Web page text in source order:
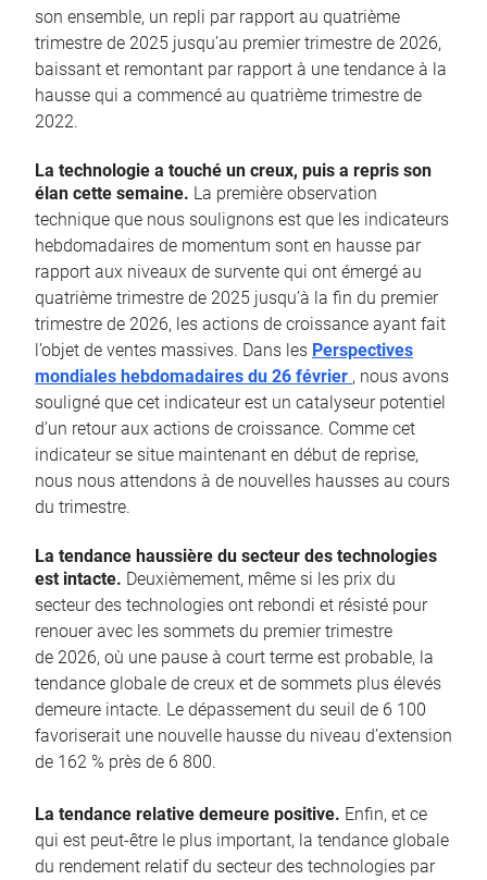
son ensemble, un repli par rapport au quatrième
trimestre de 2025 jusqu’au premier trimestre de 2026,
baissant et remontant par rapport à une tendance à la
hausse qui a commencé au quatrième trimestre de
2022.
La technologie a touché un creux, puis a repris son
élan cette semaine. La première observation
technique que nous soulignons est que les indicateurs
hebdomadaires de momentum sont en hausse par
rapport aux niveaux de survente qui ont émergé au
quatrième trimestre de 2025 jusqu’à la fin du premier
trimestre de 2026, les actions de croissance ayant fait
l’objet de ventes massives. Dans les Perspectives
mondiales hebdomadaires du 26 février , nous avons
souligné que cet indicateur est un catalyseur potentiel
d’un retour aux actions de croissance. Comme cet
indicateur se situe maintenant en début de reprise,
nous nous attendons à de nouvelles hausses au cours
du trimestre.
La tendance haussière du secteur des technologies
est intacte. Deuxièmement, même si les prix du
secteur des technologies ont rebondi et résisté pour
renouer avec les sommets du premier trimestre
de 2026, où une pause à court terme est probable, la
tendance globale de creux et de sommets plus élevés
demeure intacte. Le dépassement du seuil de 6 100
favoriserait une nouvelle hausse du niveau d’extension
de 162 % près de 6 800.
La tendance relative demeure positive. Enfin, et ce
qui est peut-être le plus important, la tendance globale
du rendement relatif du secteur des technologies par